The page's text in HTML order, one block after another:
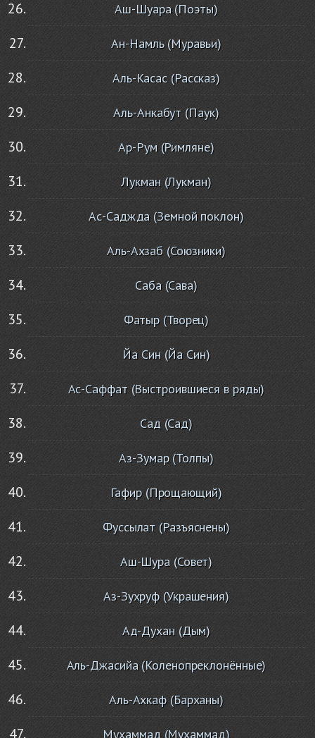
Аш-Шуара (Поэты)
Ан-Намль (Муравьи)
Аль-Касас (Рассказ)
Аль-Анкабут (Паук)
Ар-Рум (Римляне)
Лукман (Лукман)
Ас-Саджда (Земной поклон)
Аль-Ахзаб (Союзники)
Саба (Сава)
Фатыр (Творец)
Йа Син (Йа Син)
Ас-Саффат (Выстроившиеся в ряды)
Сад (Сад)
Аз-Зумар (Толпы)
Гафир (Прощающий)
Фуссылат (Разъяснены)
Аш-Шура (Совет)
Аз-Зухруф (Украшения)
Ад-Духан (Дым)
Аль-Джасийа (Коленопреклонённые)
Аль-Ахкаф (Барханы)
Мухаммад (Мухаммад)